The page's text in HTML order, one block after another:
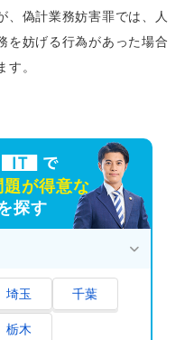
、偽計業務妨害罪では、人
を妨げる行為があった場合
す。
が得意な
探す
埼玉 千葉
栃木